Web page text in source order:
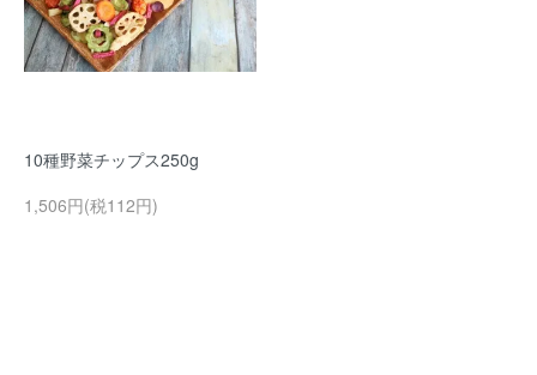
10種野菜チップス250g
1,506円(税112円)